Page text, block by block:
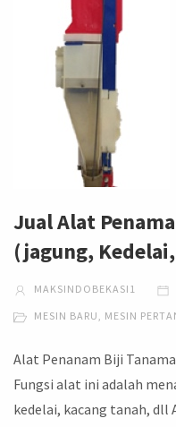
Jual Alat
(jagung,
MAKSINDOBEKASI1
MESIN BARU, MESIN
Alat Penanam Biji
Fungsi alat ini adalah
kedelai, kacang tanah, dll